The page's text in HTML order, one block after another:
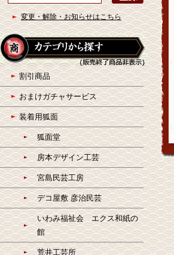
変更・解除・お知らせはこちら
割引商品
おまけガチャサービス
装着用狐面
狐面堂
房本デザイン工芸
宮島民芸工房
デコ屋敷 彦治民芸
いわみ福祉会 エクス和紙の
館
荒井工芸所